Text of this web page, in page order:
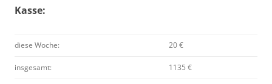
Kasse:
diese Woche: 20 €
insgesamt: 1135 €